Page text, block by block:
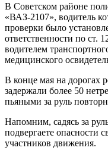
В Советском районе
«ВАЗ-2107», водитель
проверки было
ответственности по
водителем
медицинского
В конце мая на дорогах
задержали более 50
пьяными за руль
Напомним, садясь за
подвергаете опасности
участников движения.